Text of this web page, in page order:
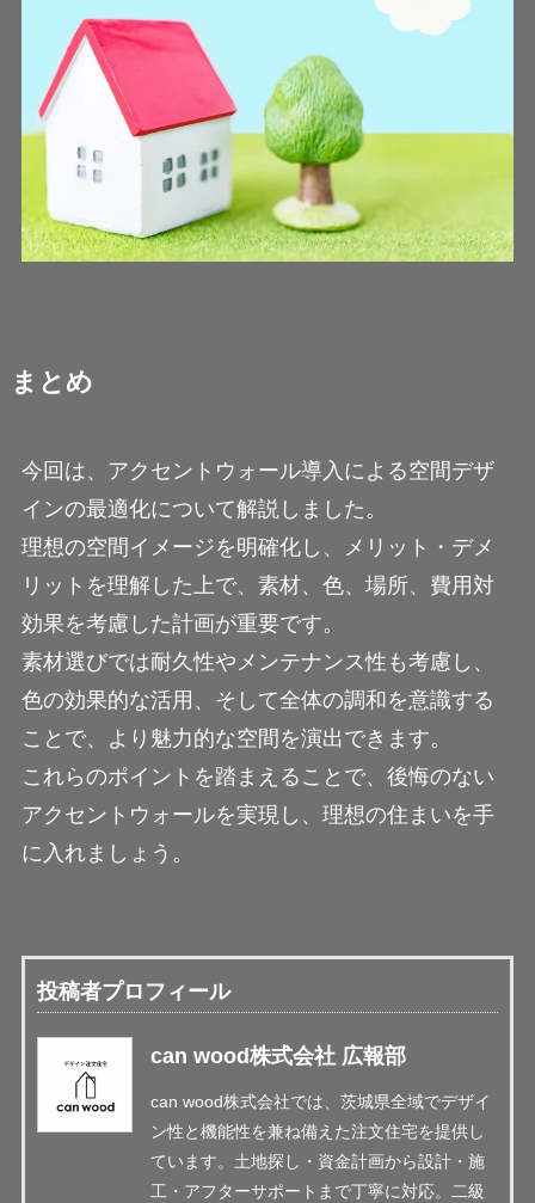
まとめ
今回は、アクセントウォール導入による空間デザ
インの最適化について解説しました。
理想の空間イメージを明確化し、メリット・デメ
リットを理解した上で、素材、色、場所、費用対
効果を考慮した計画が重要です。
素材選びでは耐久性やメンテナンス性も考慮し、
色の効果的な活用、そして全体の調和を意識する
ことで、より魅力的な空間を演出できます。
これらのポイントを踏まえることで、後悔のない
アクセントウォールを実現し、理想の住まいを手
に入れましょう。
投稿者プロフィール
can wood株式会社 広報部
can wood株式会社では、茨城県全域でデザイ
ン性と機能性を兼ね備えた注文住宅を提供し
ています。土地探し・資金計画から設計・施
工・アフターサポートまで丁寧に対応。二級